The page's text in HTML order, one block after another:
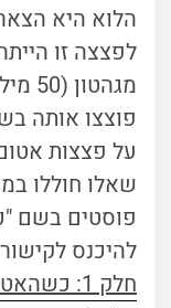
הלוא היא
פוצצו אותה
על פצצות
פוסטים בשם
להיכנס
חלק 1: כשהאטום נבקע לראשונה.